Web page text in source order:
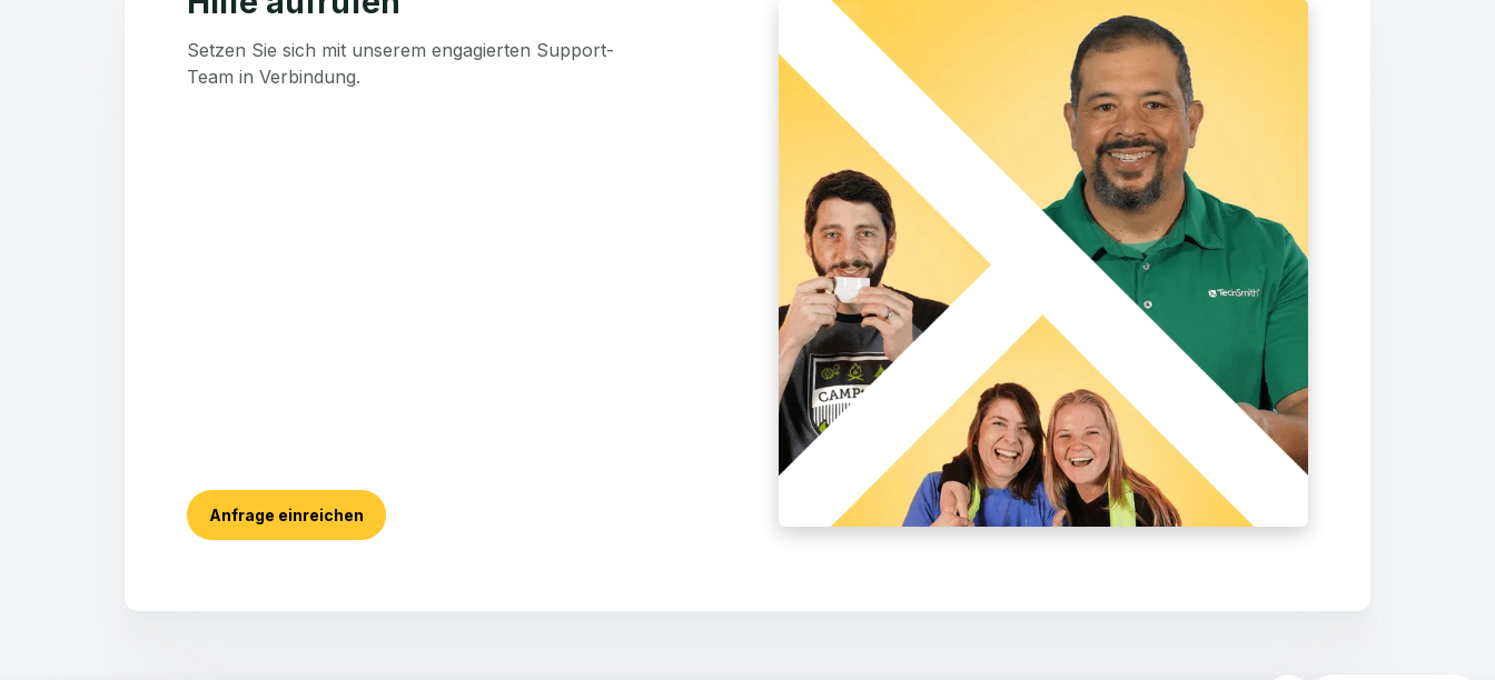
Setzen Sie sich mit unserem engagierten Support-
Team in Verbindung.
Anfrage einreichen